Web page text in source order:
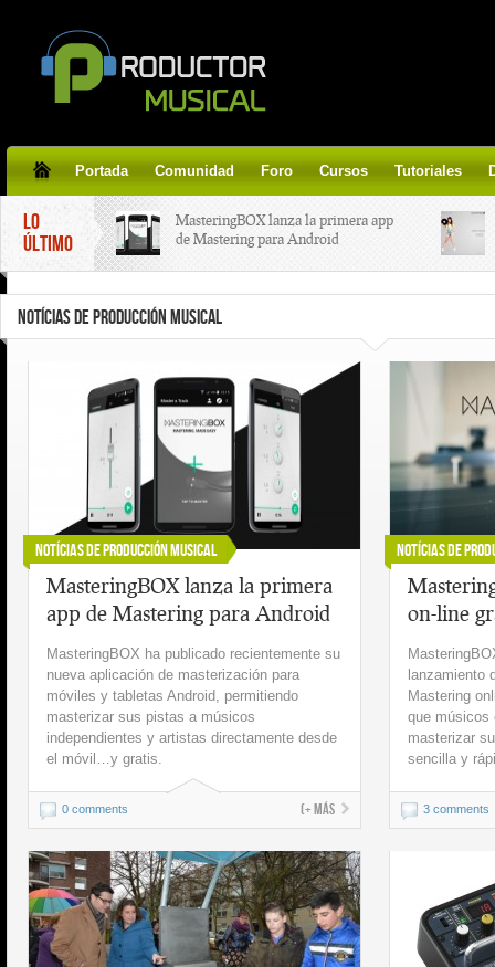
Portada Comunidad Foro Cursos Tutoriales
LO
ÚLTIMO
MasteringBOX lanza la primera app
de Mastering para Android
MasteringBOX, Masterización on-
line gratis!
Korg lanza SDD-3000, el nuevo
pedal de delay.
Tutorial de CLA Effects, aprende a
aplicar efectos a tus voces.
NOTÍCIAS DE PRODUCCIÓN MUSICAL
Notícias de Producción Musical
MasteringBOX lanza la primera
app de Mastering para Android
MasteringBOX ha publicado recientemente su
nueva aplicación de masterización para
móviles y tabletas Android, permitiendo
masterizar sus pistas a músicos
independientes y artistas directamente desde
el móvil…y gratis.
0 comments (+ más
Notícias de
on-line
lanzamiento
Mastering
que músicos
masterizar
sencilla y
3 comments